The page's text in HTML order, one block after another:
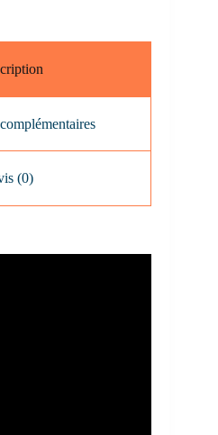
(0)